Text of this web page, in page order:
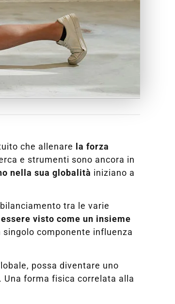
che allenare
la forza
e strumenti sono ancora in
nella sua globalità iniziano a
tra le varie
visto come un insieme
componente influenza
possa diventare uno
. Una forma fisica correlata alla